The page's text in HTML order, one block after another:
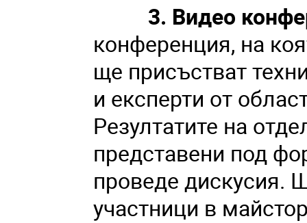
3. Видео
конференция, на
ще присъстват
и експерти от
Резултатите на
представени под
проведе дискусия.
участници в